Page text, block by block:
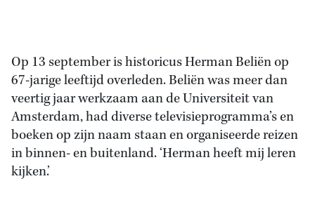
Op 13 september is historicus Herman Beliën op
67-jarige leeftijd overleden. Beliën was meer dan
veertig jaar werkzaam aan de Universiteit van
Amsterdam, had diverse televisieprogramma’s en
boeken op zijn naam staan en organiseerde reizen
in binnen- en buitenland. ‘Herman heeft mij leren
kijken.’